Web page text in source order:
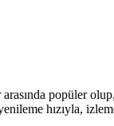
popüler
hızıyla,